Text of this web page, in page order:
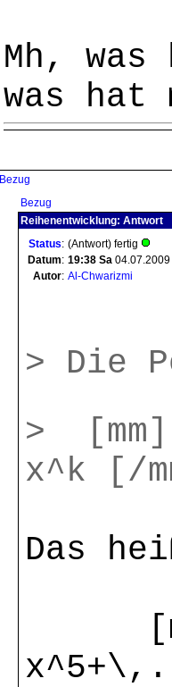
Mh,
was hat
Bezug
Bezug
Reihenentwicklung: Antwort
Status: (Antwort) fertig
Datum: 19:38 Sa 04.07.2009
Autor: Al-Chwarizmi
> Die
>
x^k [/
Das
[mm]